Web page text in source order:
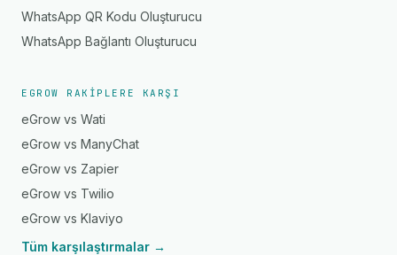
WhatsApp QR Kodu Oluşturucu
WhatsApp Bağlantı Oluşturucu
EGROW RAKIPLERE KARŞI
eGrow vs Wati
eGrow vs ManyChat
eGrow vs Zapier
eGrow vs Twilio
eGrow vs Klaviyo
Tüm karşılaştırmalar →